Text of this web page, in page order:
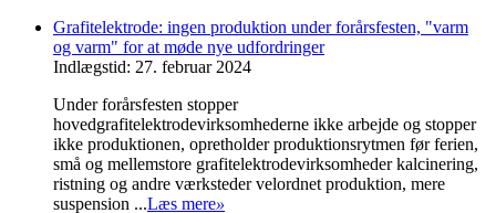
Grafitelektrode: ingen produktion under forårsfesten, "varm
og varm" for at møde nye udfordringer
Indlægstid: 27. februar 2024
Under forårsfesten stopper
hovedgrafitelektrodevirksomhederne ikke arbejde og stopper
ikke produktionen, opretholder produktionsrytmen før ferien,
små og mellemstore grafitelektrodevirksomheder kalcinering,
ristning og andre værksteder velordnet produktion, mere
suspension ...Læs mere»